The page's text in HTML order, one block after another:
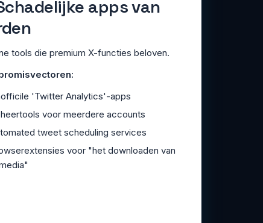
apps van
tools die premium X-functies beloven.
'Twitter Analytics'-apps
voor meerdere accounts
tweet scheduling services
voor "het downloaden van